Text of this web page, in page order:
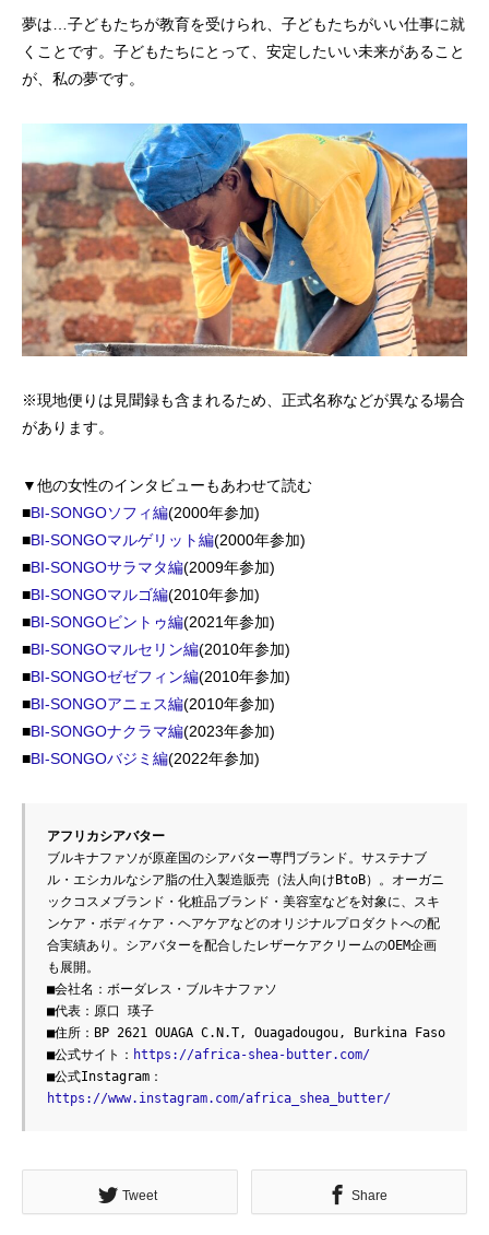
夢は…子どもたちが教育を受けられ、子どもたちがいい仕事に就
くことです。子どもたちにとって、安定したいい未来があること
が、私の夢です。
※現地便りは見聞録も含まれるため、正式名称などが異なる場合
があります。
▼他の女性のインタビューもあわせて読む
■BI-SONGOソフィ編(2000年参加)
■BI-SONGOマルゲリット編(2000年参加)
■BI-SONGOサラマタ編(2009年参加)
■BI-SONGOマルゴ編(2010年参加)
■BI-SONGOビントゥ編(2021年参加)
■BI-SONGOマルセリン編(2010年参加)
■BI-SONGOゼゼフィン編(2010年参加)
■BI-SONGOアニェス編(2010年参加)
■BI-SONGOナクラマ編(2023年参加)
■BI-SONGOバジミ編(2022年参加)
アフリカシアバター
ブルキナファソが原産国のシアバター専門ブランド。サステナブ
ル・エシカルなシア脂の仕入製造販売（法人向けBtoB）。オーガニ
ックコスメブランド・化粧品ブランド・美容室などを対象に、スキ
ンケア・ボディケア・ヘアケアなどのオリジナルプロダクトへの配
合実績あり。シアバターを配合したレザーケアクリームのOEM企画
も展開。
■会社名：ボーダレス・ブルキナファソ
■代表：原口 瑛子
■住所：BP 2621 OUAGA C.N.T, Ouagadougou, Burkina Faso
■公式サイト： https://africa-shea-butter.com/
■公式Instagram：
https://www.instagram.com/africa_shea_butter/
Tweet Share